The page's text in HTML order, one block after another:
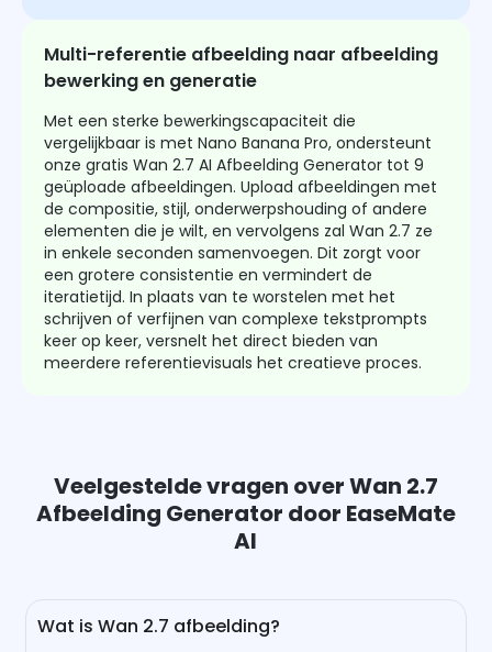
Multi-referentie afbeelding naar afbeelding
bewerking en generatie
Met een sterke bewerkingscapaciteit die
vergelijkbaar is met Nano Banana Pro, ondersteunt
onze gratis Wan 2.7 AI Afbeelding Generator tot 9
geüploade afbeeldingen. Upload afbeeldingen met
de compositie, stijl, onderwerpshouding of andere
elementen die je wilt, en vervolgens zal Wan 2.7 ze
in enkele seconden samenvoegen. Dit zorgt voor
een grotere consistentie en vermindert de
iteratietijd. In plaats van te worstelen met het
schrijven of verfijnen van complexe tekstprompts
keer op keer, versnelt het direct bieden van
meerdere referentievisuals het creatieve proces.
Veelgestelde vragen over Wan 2.7
Afbeelding Generator door EaseMate
AI
Wat is Wan 2.7 afbeelding?